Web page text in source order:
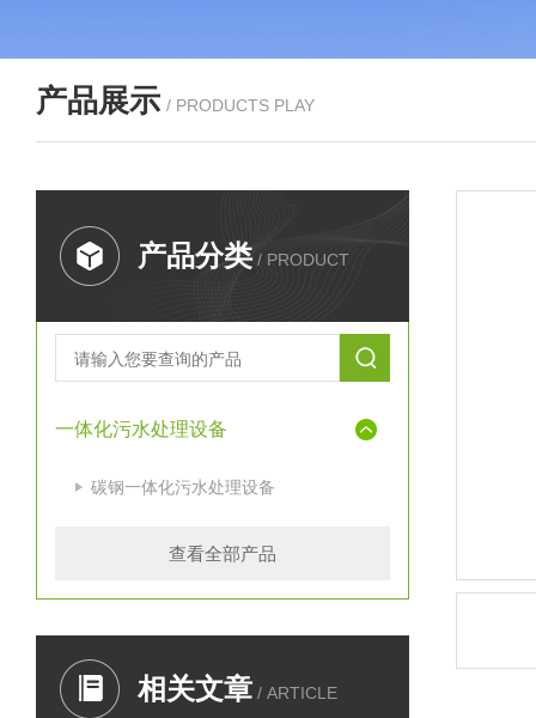
产品展示 / PRODUCTS PLAY
产品分类 / PRODUCT
一体化污水处理设备
碳钢一体化污水处理设备
查看全部产品
相关文章 / ARTICLE